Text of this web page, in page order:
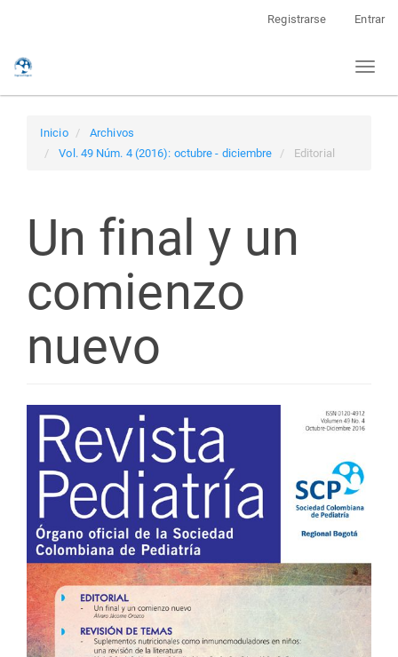
Registrarse Entrar
Toggle
Inicio
Archivos
Vol. 49 Núm. 4 (2016): octubre - diciembre
Editorial
Un final y un
comienzo
nuevo
Barra
lateral
del
artículo